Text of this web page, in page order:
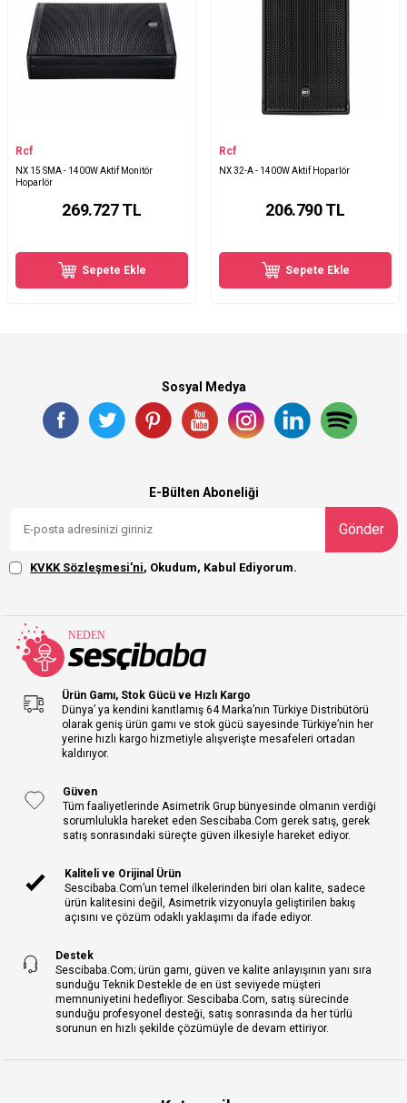
Rcf
NX 15 SMA - 1400W Aktif Monitör
Hoparlör
269.727TL
Sepete Ekle
Rcf
NX 32-A - 1400W Aktif Hoparlör
206.790TL
Sepete Ekle
Sosyal Medya
E-Bülten Aboneliği
Gönder
KVKK Sözleşmesi'ni, Okudum, Kabul Ediyorum.
Ürün Gamı, Stok Gücü ve Hızlı Kargo
Dünya’ ya kendini kanıtlamış 64 Marka’nın Türkiye Distribütörü
olarak geniş ürün gamı ve stok gücü sayesinde Türkiye’nin her
yerine hızlı kargo hizmetiyle alışverişte mesafeleri ortadan
kaldırıyor.
Güven
Tüm faaliyetlerinde Asimetrik Grup bünyesinde olmanın verdiği
sorumlulukla hareket eden Sescibaba.Com gerek satış, gerek
satış sonrasındaki süreçte güven ilkesiyle hareket ediyor.
Kaliteli ve Orijinal Ürün
Sescibaba.Com’un temel ilkelerinden biri olan kalite, sadece
ürün kalitesini değil, Asimetrik vizyonuyla geliştirilen bakış
açısını ve çözüm odaklı yaklaşımı da ifade ediyor.
Destek
Sescibaba.Com; ürün gamı, güven ve kalite anlayışının yanı sıra
sunduğu Teknik Destekle de en üst seviyede müşteri
memnuniyetini hedefliyor. Sescibaba.Com, satış sürecinde
sunduğu profesyonel desteği, satış sonrasında da her türlü
sorunun en hızlı şekilde çözümüyle de devam ettiriyor.